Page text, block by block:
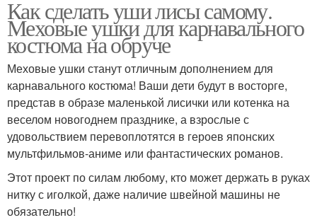
Как сделать уши лисы самому.
Меховые ушки для карнавального
костюма на обруче
Меховые ушки станут отличным дополнением для
карнавального костюма! Ваши дети будут в восторге,
представ в образе маленькой лисички или котенка на
веселом новогоднем празднике, а взрослые с
удовольствием перевоплотятся в героев японских
мультфильмов-аниме или фантастических романов.
Этот проект по силам любому, кто может держать в руках
нитку с иголкой, даже наличие швейной машины не
обязательно!